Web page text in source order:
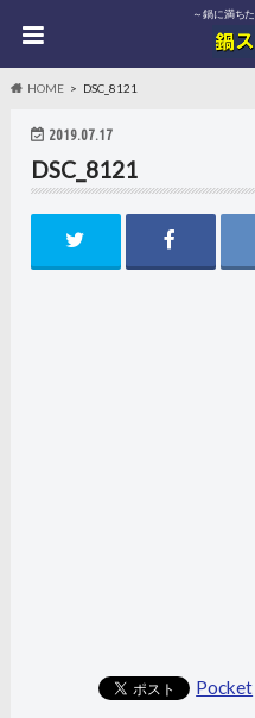
～鍋に満ち
HOME DSC_8121
2019.07.17
DSC_8121
Pocket